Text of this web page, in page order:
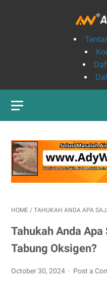
HOME / TAHUKAH ANDA APA
Tahukah Anda
Tabung Oksigen?
October 30, 2024 Post a